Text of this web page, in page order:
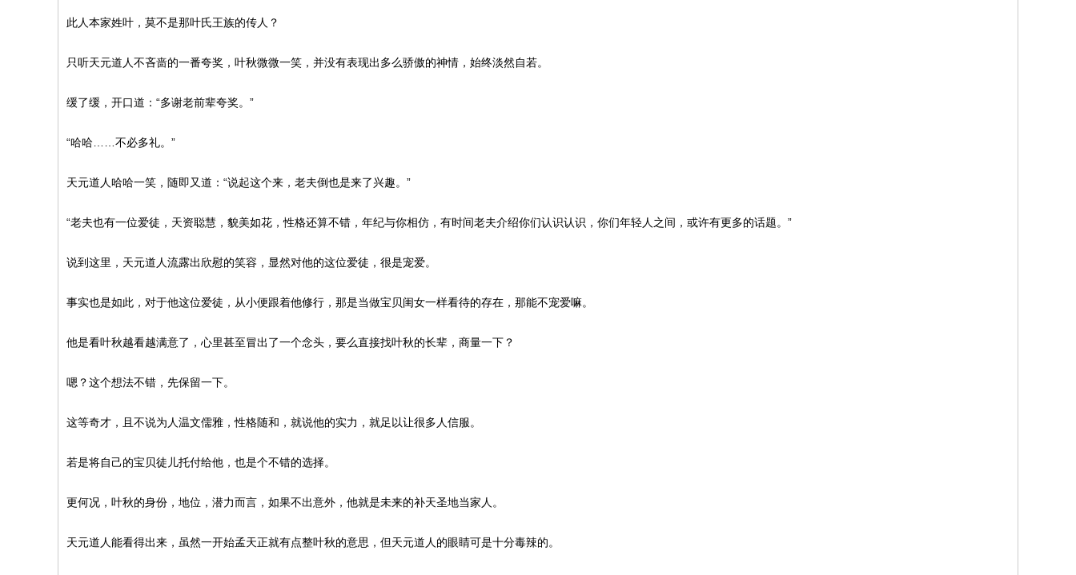
此人本家姓叶，莫不是那叶氏王族的传人？
只听天元道人不吝啬的一番夸奖，叶秋微微一笑，并没有表现出多么骄傲的神情，始终淡然自若。
缓了缓，开口道：“多谢老前辈夸奖。”
“哈哈……不必多礼。”
天元道人哈哈一笑，随即又道：“说起这个来，老夫倒也是来了兴趣。”
“老夫也有一位爱徒，天资聪慧，貌美如花，性格还算不错，年纪与你相仿，有时间老夫介绍你们认识认识，你们年轻人之间，或许有更多的话题。”
说到这里，天元道人流露出欣慰的笑容，显然对他的这位爱徒，很是宠爱。
事实也是如此，对于他这位爱徒，从小便跟着他修行，那是当做宝贝闺女一样看待的存在，那能不宠爱嘛。
他是看叶秋越看越满意了，心里甚至冒出了一个念头，要么直接找叶秋的长辈，商量一下？
嗯？这个想法不错，先保留一下。
这等奇才，且不说为人温文儒雅，性格随和，就说他的实力，就足以让很多人信服。
若是将自己的宝贝徒儿托付给他，也是个不错的选择。
更何况，叶秋的身份，地位，潜力而言，如果不出意外，他就是未来的补天圣地当家人。
天元道人能看得出来，虽然一开始孟天正就有点整叶秋的意思，但天元道人的眼睛可是十分毒辣的。